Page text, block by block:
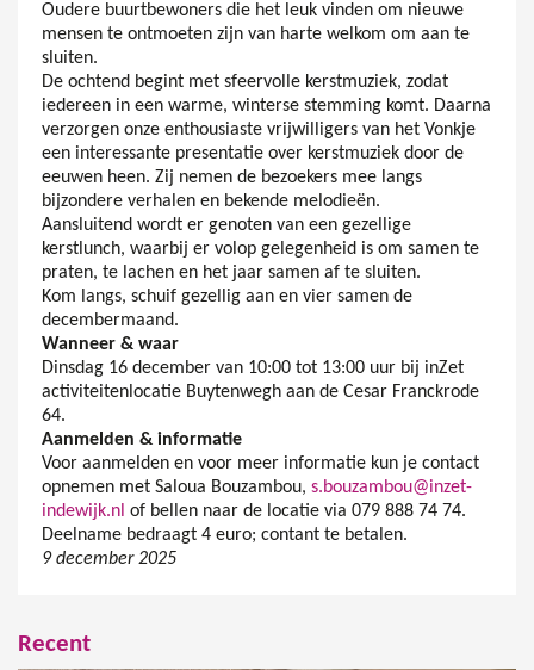
Oudere buurtbewoners die het leuk vinden om nieuwe
mensen te ontmoeten zijn van harte welkom om aan te
sluiten.
De ochtend begint met sfeervolle kerstmuziek, zodat
iedereen in een warme, winterse stemming komt. Daarna
verzorgen onze enthousiaste vrijwilligers van het Vonkje
een interessante presentatie over kerstmuziek door de
eeuwen heen. Zij nemen de bezoekers mee langs
bijzondere verhalen en bekende melodieën.
Aansluitend wordt er genoten van een gezellige
kerstlunch, waarbij er volop gelegenheid is om samen te
praten, te lachen en het jaar samen af te sluiten.
Kom langs, schuif gezellig aan en vier samen de
decembermaand.
Wanneer & waar
Dinsdag 16 december van 10:00 tot 13:00 uur bij inZet
activiteitenlocatie Buytenwegh aan de Cesar Franckrode
64.
Aanmelden & informatie
Voor aanmelden en voor meer informatie kun je contact
opnemen met Saloua Bouzambou, s.bouzambou@inzet-
indewijk.nl of bellen naar de locatie via 079 888 74 74.
Deelname bedraagt 4 euro; contant te betalen.
9 december 2025
Recent